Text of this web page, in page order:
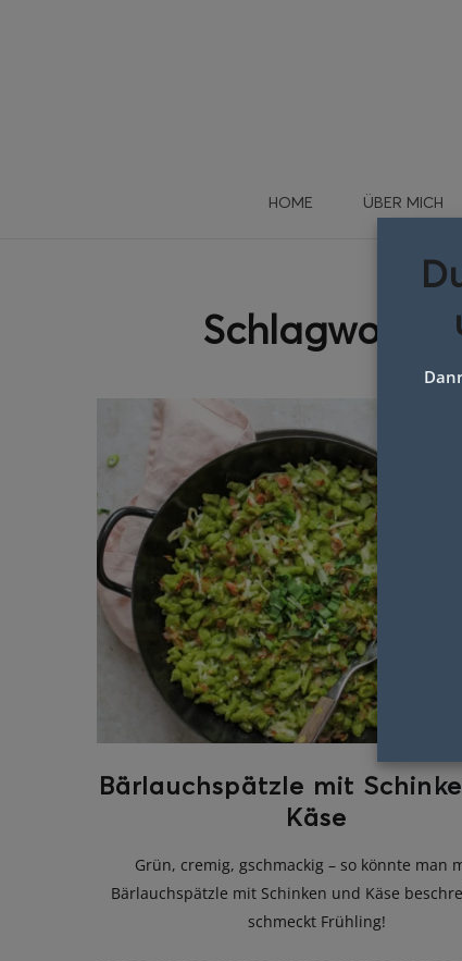
HOME ÜBER MICH
Schlagwort:
Bärlauchspätzle mit
Käse
Grün, cremig, gschmackig – so könnte man
Bärlauchspätzle mit Schinken und Käse
schmeckt Frühling!